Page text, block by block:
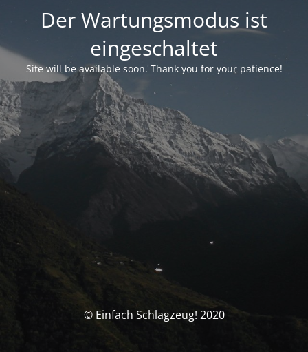
Der Wartungsmodus ist
eingeschaltet
Site will be available soon. Thank you for your patience!
© Einfach Schlagzeug! 2020